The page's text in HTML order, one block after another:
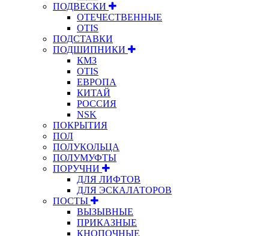
ПОДВЕСКИ
ОТЕЧЕСТВЕННЫЕ
OTIS
ПОДСТАВКИ
ПОДШИПНИКИ
КМЗ
OTIS
ЕВРОПА
КИТАЙ
РОССИЯ
NSK
ПОКРЫТИЯ
ПОЛ
ПОЛУКОЛЬЦА
ПОЛУМУФТЫ
ПОРУЧНИ
ДЛЯ ЛИФТОВ
ДЛЯ ЭСКАЛАТОРОВ
ПОСТЫ
ВЫЗЫВНЫЕ
ПРИКАЗНЫЕ
КНОПОЧНЫЕ